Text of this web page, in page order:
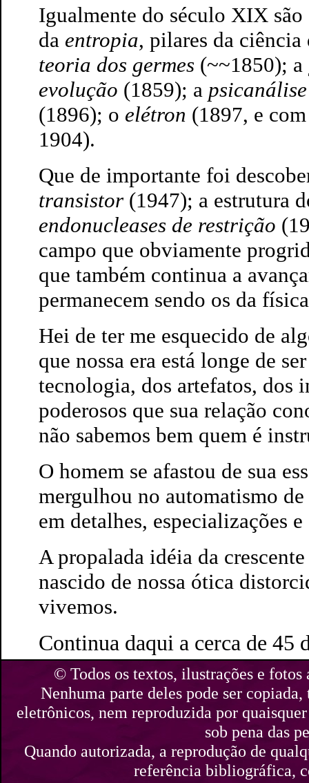
Igualmente do século XIX
da entropia, pilares da
teoria dos germes (~~1850); a
evolução (1859); a
(1896); o elétron (1897, e
1904).
Que de importante foi
transistor(1947); a estrutura
endonucleases de restrição
campo que obviamente
que também continua a
permanecem sendo os da
Hei de ter me esquecido de
que nossa era está longe de
tecnologia, dos artefatos, dos
poderosos que sua relação
não sabemos bem quem é
O homem se afastou de sua
mergulhou no automatismo
em detalhes, especializações
A propalada idéia da
nascido de nossa ótica
vivemos.
Continua daqui a cerca de 45
© Todos os textos, ilustrações e fotos
Nenhuma parte deles pode ser
eletrônicos, nem reproduzida por
sob pena das
Quando autorizada, a reprodução de
referência bibliográfica,